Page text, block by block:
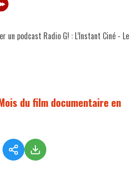
un podcast Radio G! : L’Instant Ciné -
du film documentaire en